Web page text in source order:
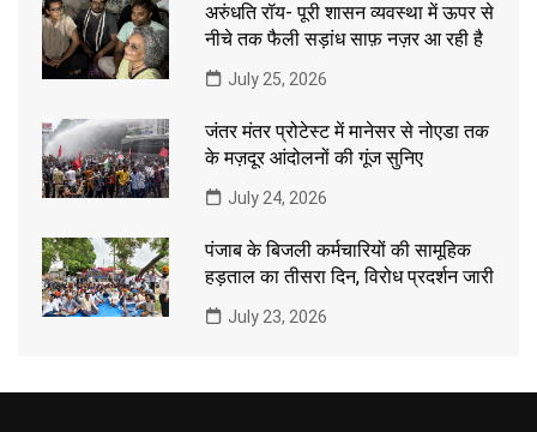
अरुंधति रॉय- पूरी शासन व्यवस्था में ऊपर से
नीचे तक फैली सड़ांध साफ़ नज़र आ रही है
July 25, 2026
जंतर मंतर प्रोटेस्ट में मानेसर से नोएडा तक
के मज़दूर आंदोलनों की गूंज सुनिए
July 24, 2026
पंजाब के बिजली कर्मचारियों की सामूहिक
हड़ताल का तीसरा दिन, विरोध प्रदर्शन जारी
July 23, 2026